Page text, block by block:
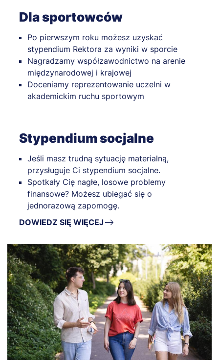
Dla sportowców
Po pierwszym roku możesz uzyskać
stypendium Rektora za wyniki w sporcie
Nagradzamy współzawodnictwo na arenie
międzynarodowej i krajowej
Doceniamy reprezentowanie uczelni w
akademickim ruchu sportowym
Stypendium socjalne
Jeśli masz trudną sytuację materialną,
przysługuje Ci stypendium socjalne.
Spotkały Cię nagłe, losowe problemy
finansowe? Możesz ubiegać się o
jednorazową zapomogę.
DOWIEDZ SIĘ WIĘCEJ